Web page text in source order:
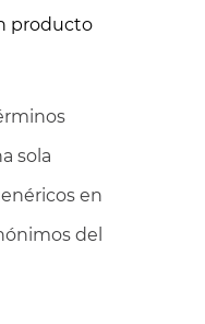
producto
sola
en
del